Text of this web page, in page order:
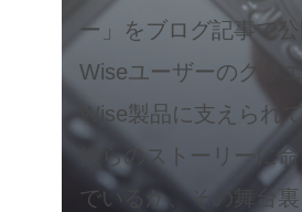
ー」をブログ記事で公
Wiseユーザーのクリ
Wise製品に支えられ
彼らのストーリーに
でいるか、その舞台